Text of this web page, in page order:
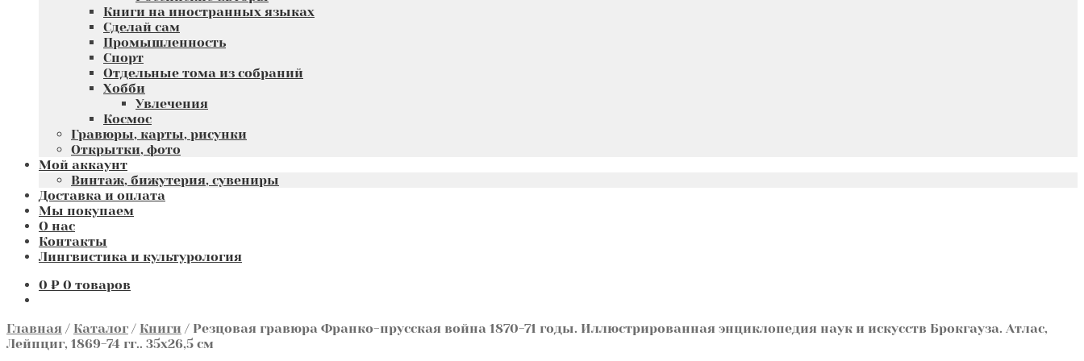
Книги на иностранных языках
Сделай сам
Промышленность
Спорт
Отдельные тома из собраний
Хобби
Увлечения
Космос
Гравюры, карты, рисунки
Открытки, фото
Мой аккаунт
Винтаж, бижутерия, сувениры
Доставка и оплата
Мы покупаем
О нас
Контакты
Лингвистика и культурология
0 ₽ 0 товаров
Главная / Каталог / Книги / Резцовая гравюра Франко-прусская война 1870-71 годы. Иллюстрированная энциклопедия наук и искусств Брокгауза. Атлас,
Лейпциг, 1869-74 гг.. 35х26,5 см